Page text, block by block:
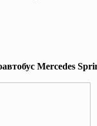
Mеrcedes